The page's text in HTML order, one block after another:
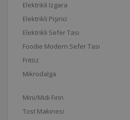
Elektrikli Izgara
Elektrikli Pişirici
Elektrikli Sefer Tası
Foodie Modern Sefer Tası
Fritöz
Mikrodalga
Mini/Midi Fırın
Tost Makinesi